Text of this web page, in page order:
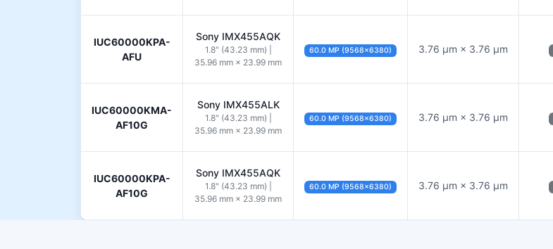
IUC60000KPA-
AFU
Sony IMX455AQK
1.8" (43.23 mm) |
35.96 mm × 23.99 mm
60.0 MP (9568×6380) 3.76 µm × 3.76 µm
IUC60000KMA-
AF10G
Sony IMX455ALK
1.8" (43.23 mm) |
35.96 mm × 23.99 mm
60.0 MP (9568×6380) 3.76 µm × 3.76 µm
IUC60000KPA-
AF10G
Sony IMX455AQK
1.8" (43.23 mm) |
35.96 mm × 23.99 mm
60.0 MP (9568×6380) 3.76 µm × 3.76 µm